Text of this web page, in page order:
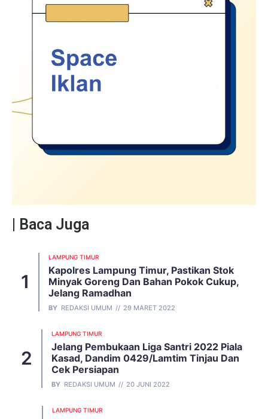
| Baca Juga
LAMPUNG TIMUR
Kapolres Lampung Timur, Pastikan Stok
Minyak Goreng Dan Bahan Pokok Cukup,
Jelang Ramadhan
BY REDAKSI UMUM 29 MARET 2022
LAMPUNG TIMUR
Jelang Pembukaan Liga Santri 2022 Piala
Kasad, Dandim 0429/Lamtim Tinjau Dan
Cek Persiapan
BY REDAKSI UMUM 20 JUNI 2022
LAMPUNG TIMUR